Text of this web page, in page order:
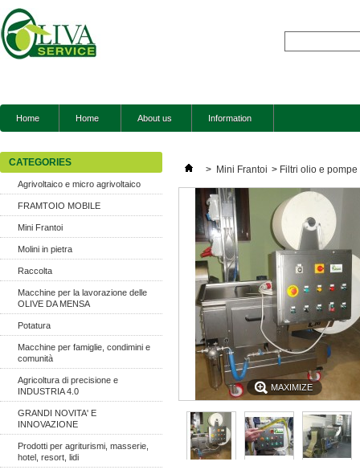
Home Home About us Information
CATEGORIES
Agrivoltaico e micro agrivoltaico
FRAMTOIO MOBILE
Mini Frantoi
Molini in pietra
Raccolta
Macchine per la lavorazione delle
OLIVE DA MENSA
Potatura
Macchine per famiglie, condimini e
comunità
Agricoltura di precisione e
INDUSTRIA 4.0
GRANDI NOVITA' E
INNOVAZIONE
Prodotti per agriturismi, masserie,
hotel, resort, lidi
> Mini Frantoi > Filtri olio e
MAXIMIZE